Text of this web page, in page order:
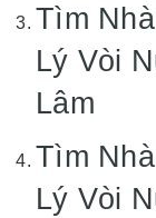
Tìm
Lý Vòi
Lâm
Tìm
Lý Vòi